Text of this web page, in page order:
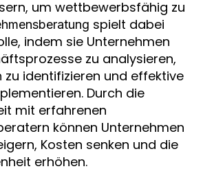
um wettbewerbsfähig zu
spielt dabei
indem sie Unternehmen
zu analysieren,
zu identifizieren und effektive
Durch die
mit erfahrenen
können Unternehmen
Kosten senken und die
erhöhen.